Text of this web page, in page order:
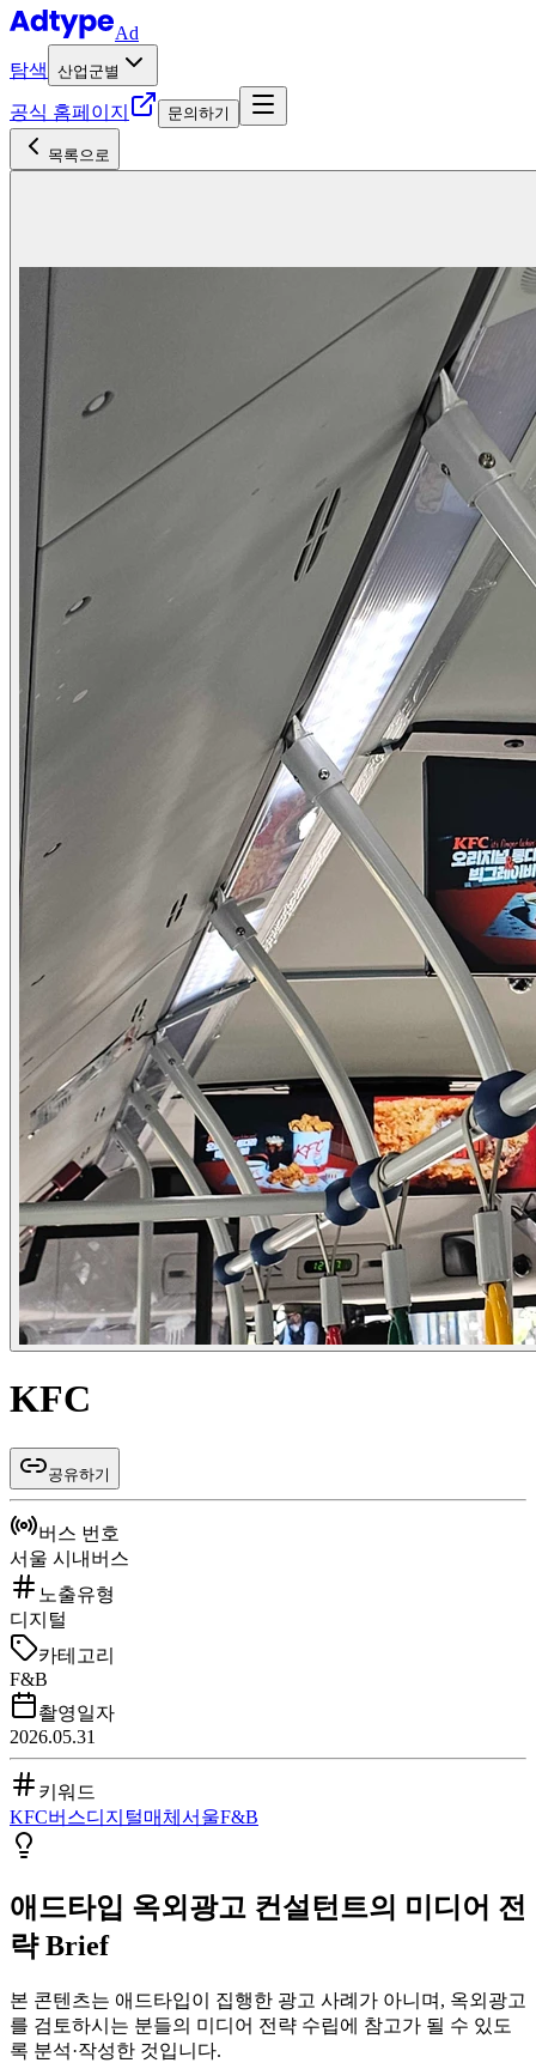
Ad
탐색
산업군별
공식 홈페이지 문의하기
목록으로
KFC
공유하기
버스 번호
서울 시내버스
노출유형
디지털
카테고리
F&B
촬영일자
2026.05.31
키워드
KFC버스디지털매체 서울F&B
애드타입 옥외광고 컨설턴트의 미디어 전
략 Brief
본 콘텐츠는 애드타입이 집행한 광고 사례가 아니며, 옥외광고
를 검토하시는 분들의 미디어 전략 수립에 참고가 될 수 있도
록 분석·작성한 것입니다.